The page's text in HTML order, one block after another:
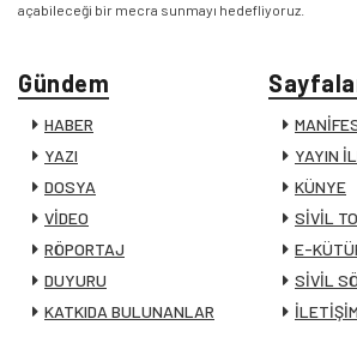
açabileceği bir mecra sunmayı hedefliyoruz.
Gündem
HABER
YAZI
DOSYA
VİDEO
RÖPORTAJ
DUYURU
KATKIDA BULUNANLAR
YAYIN
KÜNYE
SİVİL
E-
SİVİL
İLETİŞİM